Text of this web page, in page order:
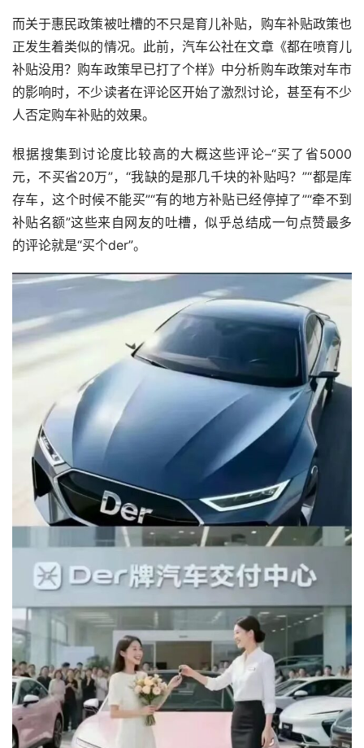
而关于惠民政策被吐槽的不只是育儿补贴，购车补贴政策也
正发生着类似的情况。此前，汽车公社在文章《都在喷育儿
补贴没用？购车政策早已打了个样》中分析购车政策对车市
的影响时，不少读者在评论区开始了激烈讨论，甚至有不少
人否定购车补贴的效果。
根据搜集到讨论度比较高的大概这些评论–“买了省5000
元，不买省20万”，“我缺的是那几千块的补贴吗？”“都是库
存车，这个时候不能买”“有的地方补贴已经停掉了”“牵不到
补贴名额”这些来自网友的吐槽，似乎总结成一句点赞最多
的评论就是“买个der”。